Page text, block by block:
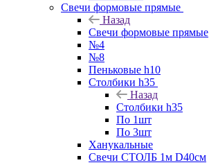
Свечи формовые прямые
Назад
Свечи формовые прямые
№4
№8
Пеньковые h10
Столбики h35
Назад
Столбики h35
По 1шт
По 3шт
Ханукальные
Свечи СТОЛБ 1м D40см